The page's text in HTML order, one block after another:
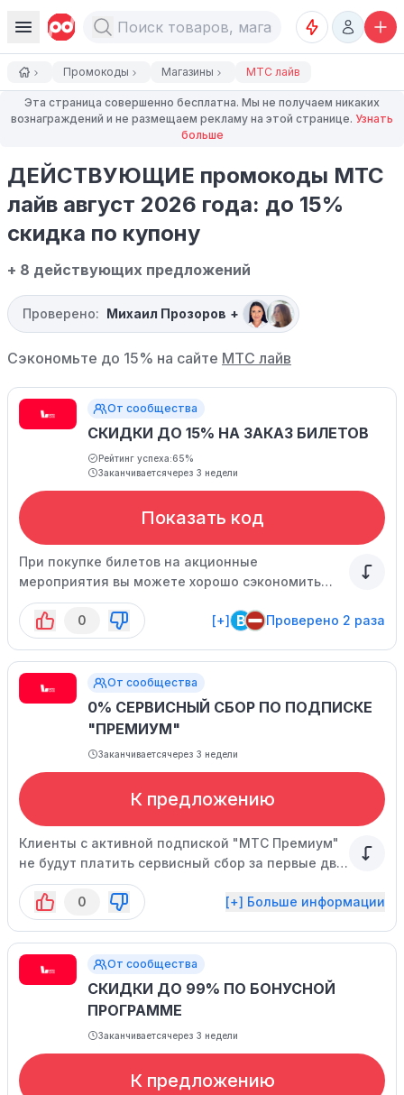
Промокоды Магазины МТС лайв
Эта страница совершенно бесплатна. Мы не получаем никаких
вознаграждений и не размещаем рекламу на этой странице. Узнать
больше
ДЕЙСТВУЮЩИЕ промокоды МТС
лайв август 2026 года: до 15%
скидка по купону
+ 8 действующих предложений
Проверено: Михаил Прозоров +
Сэкономьте до 15% на сайте МТС лайв
От сообщества
СКИДКИ ДО 15% НА ЗАКАЗ БИЛЕТОВ
Рейтинг успеха:65%
Заканчиваетсячерез 3 недели
Показать код
При покупке билетов на акционные
мероприятия вы можете хорошо сэкономить
благодаря кэшбэку или специальным скидкам.
0
[+] B Проверено 2 раза
От сообщества
0% СЕРВИСНЫЙ СБОР ПО ПОДПИСКЕ
"ПРЕМИУМ"
Заканчиваетсячерез 3 недели
К предложению
Клиенты с активной подпиской "МТС Премиум"
не будут платить сервисный сбор за первые две
покупки в месяц.
0
[+] Больше информации
От сообщества
СКИДКИ ДО 99% ПО БОНУСНОЙ
ПРОГРАММЕ
Заканчиваетсячерез 3 недели
К предложению